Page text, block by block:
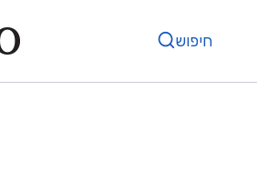
חיפוש